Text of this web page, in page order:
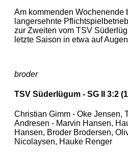
Am kommenden Wochenende
langersehnte
zur Zweiten vom TSV
letzte Saison in etwa auf
broder
TSV Süderlügum - SG II 3:2
Christian Gimm - Oke Jensen,
Andresen - Marvin Hansen,
Hansen, Broder Brodersen,
Nicolaysen, Hauke Renger